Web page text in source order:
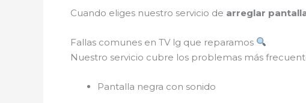
Cuando eliges nuestro servicio de arreglar
Fallas comunes en TV lg que reparamos
Nuestro servicio cubre los problemas más
Pantalla negra con sonido